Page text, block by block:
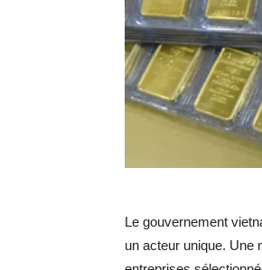
Le gouvernement
un acteur unique. Une